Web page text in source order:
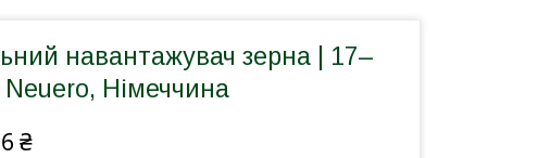
навантажувач зерна | 17–
Neuero, Німеччина
₴